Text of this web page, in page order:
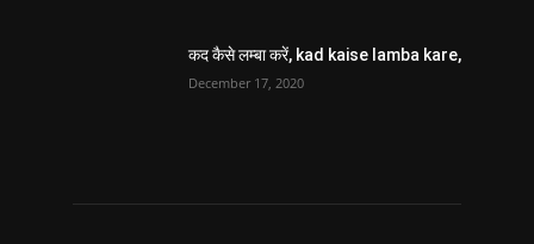
कद कैसे लम्बा करें, kad kaise lamba kare,
December 17, 2020